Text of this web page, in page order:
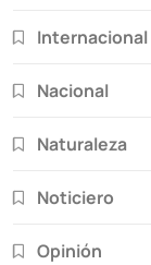
Internacional
Nacional
Naturaleza
Noticiero
Opinión